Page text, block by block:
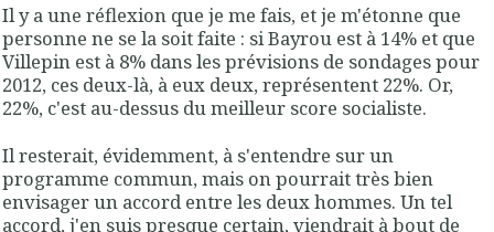
Il y a une réflexion que je me fais, et je m'étonne que
personne ne se la soit faite : si Bayrou est à 14% et que
Villepin est à 8% dans les prévisions de sondages pour
2012, ces deux-là, à eux deux, représentent 22%. Or,
22%, c'est au-dessus du meilleur score socialiste.
Il resterait, évidemment, à s'entendre sur un
programme commun, mais on pourrait très bien
envisager un accord entre les deux hommes. Un tel
accord, j'en suis presque certain, viendrait à bout de